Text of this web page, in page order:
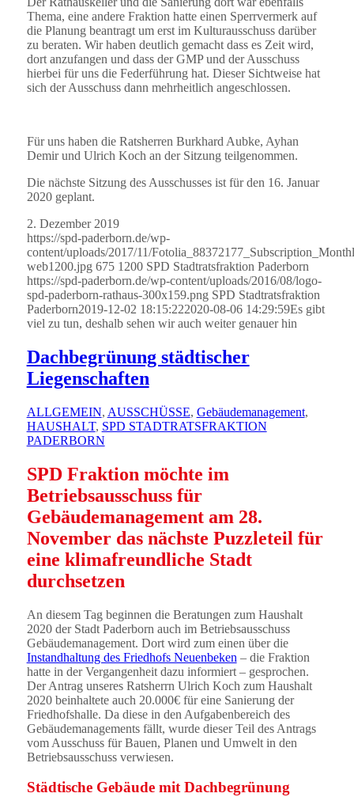
Thema, eine andere Fraktion hatte einen Sperrvermerk auf
die Planung beantragt um erst im Kulturausschuss darüber
zu beraten. Wir haben deutlich gemacht dass es Zeit wird,
dort anzufangen und dass der GMP und der Ausschuss
hierbei für uns die Federführung hat. Dieser Sichtweise hat
sich der Ausschuss dann mehrheitlich angeschlossen.
Für uns haben die Ratsherren Burkhard Aubke, Ayhan
Demir und Ulrich Koch an der Sitzung teilgenommen.
Die nächste Sitzung des Ausschusses ist für den 16. Januar
2020 geplant.
2. Dezember 2019
https://spd-paderborn.de/wp-
content/uploads/2017/11/
web1200.jpg 675 1200 SPD Stadtratsfraktion Paderborn
https://spd-paderborn.de/wp-content/uploads/2016/08/logo-
spd-paderborn-rathaus-300x159.png SPD Stadtratsfraktion
Paderborn2019-12-02 18:15:222020-08-06 14:29:59Es gibt
viel zu tun, deshalb sehen wir auch weiter genauer hin
Dachbegrünung städtischer
Liegenschaften
ALLGEMEIN, AUSSCHÜSSE, Gebäudemanagement,
HAUSHALT, SPD STADTRATSFRAKTION
PADERBORN
SPD Fraktion möchte im
Betriebsausschuss für
Gebäudemanagement am 28.
November das nächste Puzzleteil für
eine klimafreundliche Stadt
durchsetzen
An diesem Tag beginnen die Beratungen zum Haushalt
2020 der Stadt Paderborn auch im Betriebsausschuss
Gebäudemanagement. Dort wird zum einen über die
Instandhaltung des Friedhofs Neuenbeken – die Fraktion
hatte in der Vergangenheit dazu informiert – gesprochen.
Der Antrag unseres Ratsherrn Ulrich Koch zum Haushalt
2020 beinhaltete auch 20.000€ für eine Sanierung der
Friedhofshalle. Da diese in den Aufgabenbereich des
Gebäudemanagements fällt, wurde dieser Teil des Antrags
vom Ausschuss für Bauen, Planen und Umwelt in den
Betriebsausschuss verwiesen.
Städtische Gebäude mit Dachbegrünung